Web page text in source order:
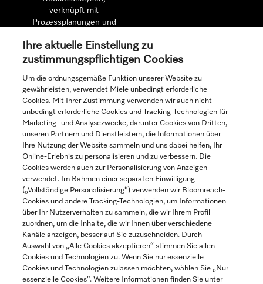
verknüpft mit
Prozessplanungen und
Wirtschaftlichkeitsberechnungen.
Mehr erfahren
Navigation
Service
Ihre aktuelle Einstellung zu
zustimmungspflichtigen Cookies
Um die ordnungsgemäße Funktion unserer Website zu
gewährleisten, verwendet Miele unbedingt erforderliche
Cookies. Mit Ihrer Zustimmung verwenden wir auch nicht
unbedingt erforderliche Cookies und Tracking-Technologien für
Marketing- und Analysezwecke, darunter Cookies von Dritten,
unseren Partnern und Dienstleistern, die Informationen über
Ihre Nutzung der Website sammeln und uns dabei helfen, Ihr
Online-Erlebnis zu personalisieren und zu verbessern. Die
Cookies werden auch zur Personalisierung von Anzeigen
verwendet. Im Rahmen einer separaten Einwilligung
(„Vollständige Personalisierung“) verwenden wir Bloomreach-
Cookies und andere Tracking-Technologien, um Informationen
über Ihr Nutzerverhalten zu sammeln, die wir Ihrem Profil
zuordnen, um die Inhalte, die wir Ihnen über verschiedene
Kanäle anzeigen, besser auf Sie zuzuschneiden. Durch
Auswahl von „Alle Cookies akzeptieren“ stimmen Sie allen
Cookies und Technologien zu. Wenn Sie nur essenzielle
Cookies und Technologien zulassen möchten, wählen Sie „Nur
essenzielle Cookies“. Weitere Informationen finden Sie unter